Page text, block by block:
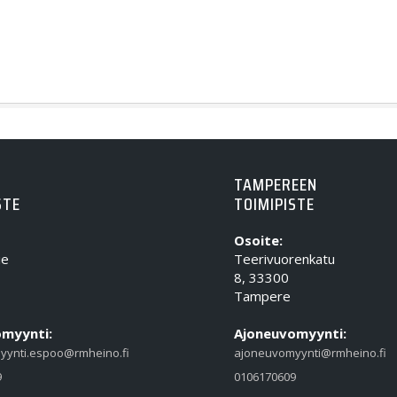
TAMPEREEN
TOIMIPISTE
Osoite:
Teerivuorenkatu
8, 33300
Tampere
Ajoneuvomyynti:
ajoneuvomyynti@rmheino.fi
0106170609